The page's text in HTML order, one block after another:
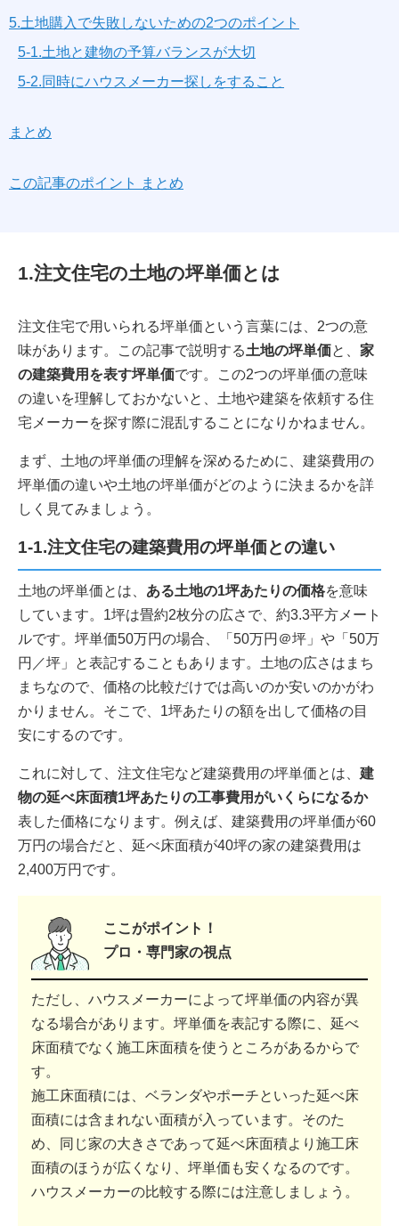
5.土地購入で失敗しないための2つのポイント
5-1.土地と建物の予算バランスが大切
5-2.同時にハウスメーカー探しをすること
まとめ
この記事のポイント まとめ
1.注文住宅の土地の坪単価とは
注文住宅で用いられる坪単価という言葉には、2つの意
味があります。この記事で説明する土地の坪単価と、 家
の建築費用を表す坪単価です。この2つの坪単価の意味
の違いを理解しておかないと、土地や建築を依頼する住
宅メーカーを探す際に混乱することになりかねません。
まず、土地の坪単価の理解を深めるために、建築費用の
坪単価の違いや土地の坪単価がどのように決まるかを詳
しく見てみましょう。
1-1.注文住宅の建築費用の坪単価との違い
土地の坪単価とは、 ある土地の1坪あたりの価格を意味
しています。1坪は畳約2枚分の広さで、約3.3平方メート
ルです。坪単価50万円の場合、「50万円＠坪」や「50万
円／坪」と表記することもあります。土地の広さはまち
まちなので、価格の比較だけでは高いのか安いのかがわ
かりません。そこで、1坪あたりの額を出して価格の目
安にするのです。
これに対して、注文住宅など建築費用の坪単価とは、 建
物の延べ床面積1坪あたりの工事費用がいくらになるか
表した価格になります。例えば、建築費用の坪単価が60
万円の場合だと、延べ床面積が40坪の家の建築費用は
2,400万円です。
ここがポイント！
プロ・専門家の視点
ただし、ハウスメーカーによって坪単価の内容が異
なる場合があります。坪単価を表記する際に、延べ
床面積でなく施工床面積を使うところがあるからで
す。
施工床面積には、ベランダやポーチといった延べ床
面積には含まれない面積が入っています。そのた
め、同じ家の大きさであって延べ床面積より施工床
面積のほうが広くなり、坪単価も安くなるのです。
ハウスメーカーの比較する際には注意しましょう。